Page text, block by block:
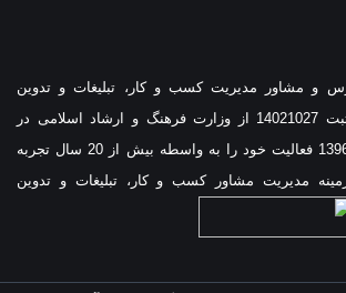
و مشاور مدیریت کسب و کار، تبلیغات و تدوین
استراتژی به شماره ثبت 14021027 از وزارت فرهنگ و ارشاد اسلامی در
رسته مشاور از سال 1396 فعالیت خود را به واسطه بیش از 20 سال تجربه
مدیریت مشاور کسب و کار، تبلیغات و تدوین